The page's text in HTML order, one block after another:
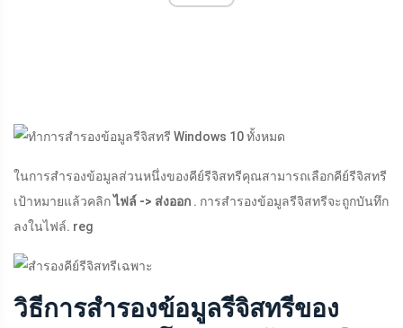
ในการสำรองข้อมูลส่วนหนึ่งของคีย์รีจิสทรีคุณสามารถเลือกคีย์รีจิสทรี
เป้าหมายแล้วคลิกไฟล์ -> ส่งออก . การสำรองข้อมูลรีจิสทรีจะถูกบันทึก
ลงในไฟล์. reg
วิธีการสำรองข้อมูลรีจิสทรีของ